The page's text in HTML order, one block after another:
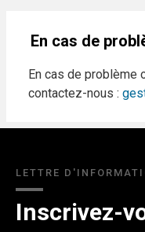
En cas de
En cas de problème
contactez-nous :
LETTRE
Inscrivez-